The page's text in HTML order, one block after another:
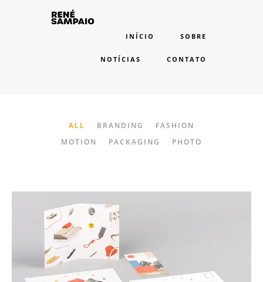
INÍCIO SOBRE
NOTÍCIAS CONTATO
ALL BRANDING
FASHION
MOTION
PACKAGING PHOTO